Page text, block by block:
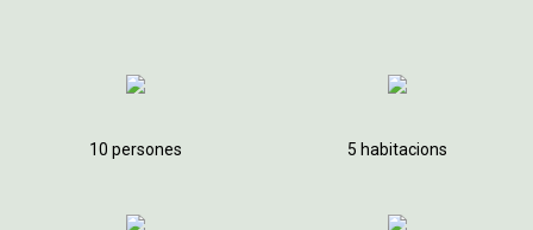
10 persones 5 habitacions